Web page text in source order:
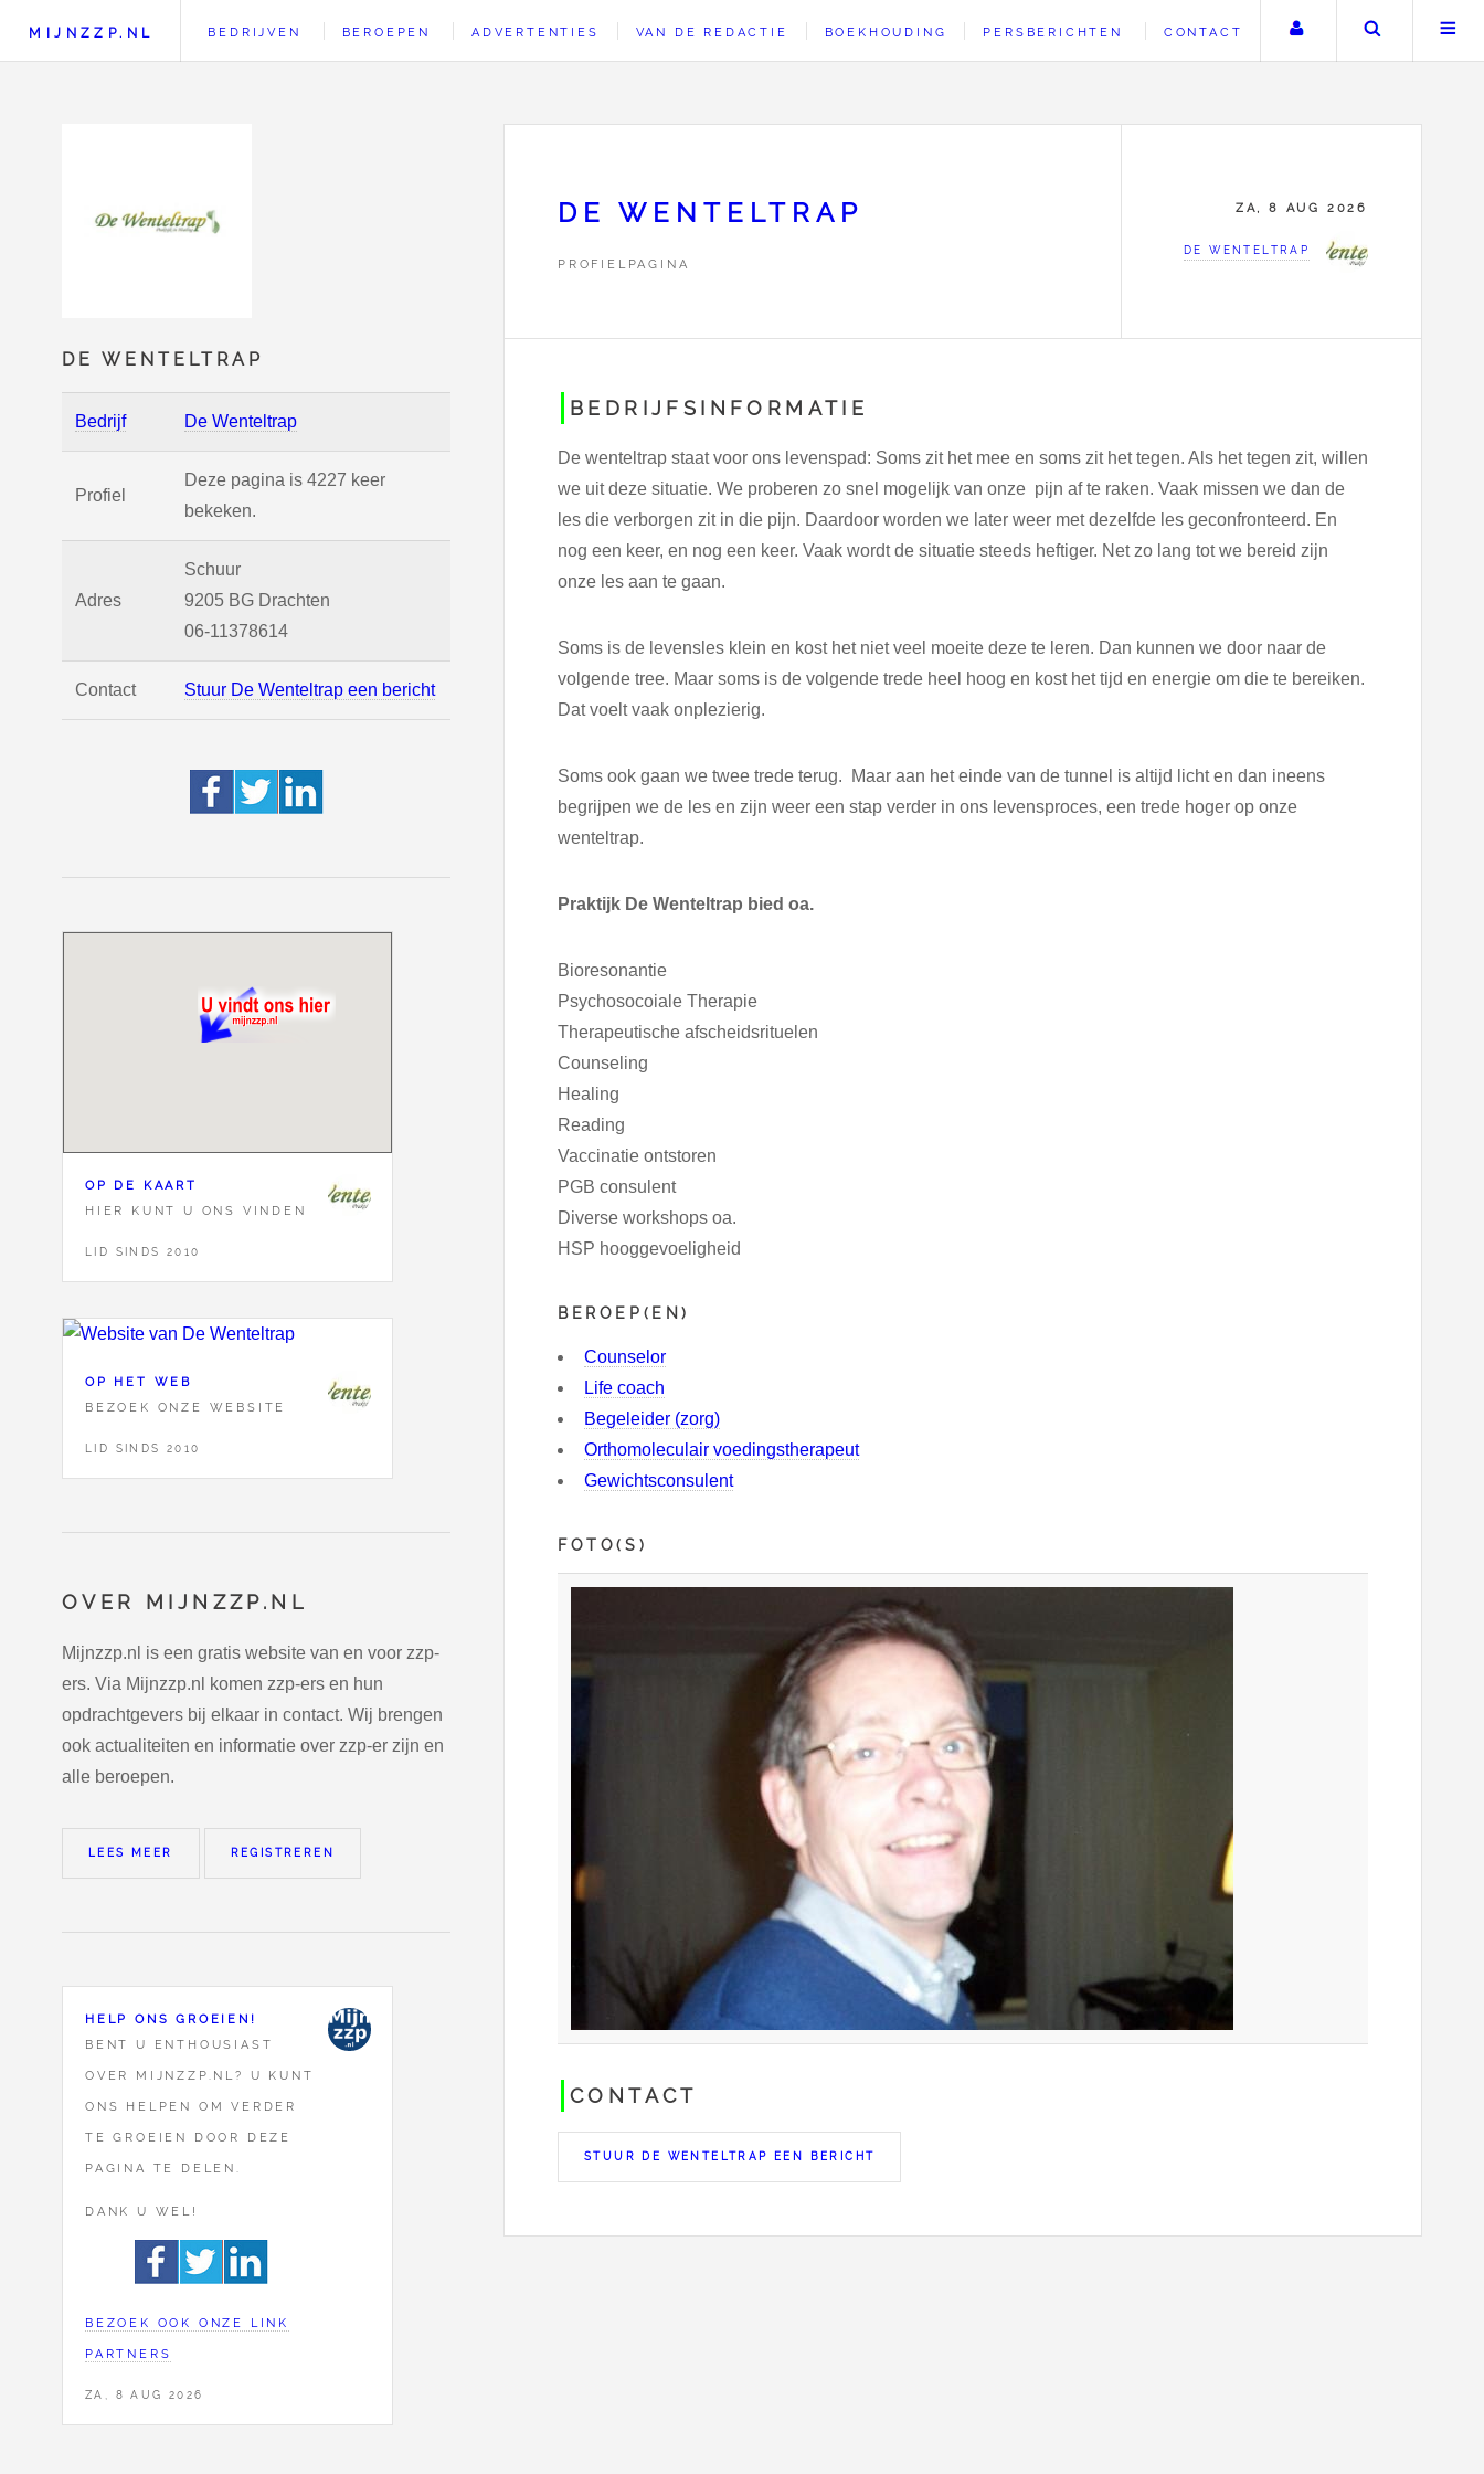
DE WENTELTRAP
Bedrijf De Wenteltrap
Profiel
Deze pagina is 4227 keer
bekeken.
Adres
Schuur
9205 BG Drachten
06-11378614
Contact Stuur De Wenteltrap een bericht
OP DE KAART
HIER KUNT U ONS VINDEN
LID SINDS 2010
OP HET WEB
BEZOEK ONZE WEBSITE
LID SINDS 2010
OVER MIJNZZP.NL
Mijnzzp.nl is een gratis website van en voor zzp-
ers. Via Mijnzzp.nl komen zzp-ers en hun
opdrachtgevers bij elkaar in contact. Wij brengen
ook actualiteiten en informatie over zzp-er zijn en
alle beroepen.
LEES MEER REGISTREREN
HELP ONS GROEIEN!
BENT U ENTHOUSIAST
OVER MIJNZZP.NL? U KUNT
ONS HELPEN OM VERDER
TE GROEIEN DOOR DEZE
PAGINA TE DELEN.
DANK U WEL!
BEZOEK OOK ONZE LINK
PARTNERS
ZA, 8 AUG 2026
MIJNZZP.NL BEDRIJVEN BEROEPEN ADVERTENTIES VAN DE REDACTIE BOEKHOUDING PERSBERICHTEN CONTACT Uw accountZoeken
DE WENTELTRAP
PROFIELPAGINA
ZA, 8 AUG 2026
DE WENTELTRAP
BEDRIJFSINFORMATIE
De wenteltrap staat voor ons levenspad: Soms zit het mee en soms zit het tegen. Als het tegen zit, willen
we uit deze situatie. We proberen zo snel mogelijk van onze pijn af te raken. Vaak missen we dan de
les die verborgen zit in die pijn. Daardoor worden we later weer met dezelfde les geconfronteerd. En
nog een keer, en nog een keer. Vaak wordt de situatie steeds heftiger. Net zo lang tot we bereid zijn
onze les aan te gaan.
Soms is de levensles klein en kost het niet veel moeite deze te leren. Dan kunnen we door naar de
volgende tree. Maar soms is de volgende trede heel hoog en kost het tijd en energie om die te bereiken.
Dat voelt vaak onplezierig.
Soms ook gaan we twee trede terug. Maar aan het einde van de tunnel is altijd licht en dan ineens
begrijpen we de les en zijn weer een stap verder in ons levensproces, een trede hoger op onze
wenteltrap.
Praktijk De Wenteltrap bied oa.
Bioresonantie
Psychosocoiale Therapie
Therapeutische afscheidsrituelen
Counseling
Healing
Reading
Vaccinatie ontstoren
PGB consulent
Diverse workshops oa.
HSP hooggevoeligheid
BEROEP(EN)
Counselor
Life coach
Begeleider (zorg)
Orthomoleculair voedingstherapeut
Gewichtsconsulent
FOTO(S)
CONTACT
STUUR DE WENTELTRAP EEN BERICHT